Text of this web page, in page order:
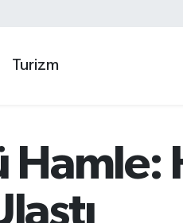
Turizm
Hamle: